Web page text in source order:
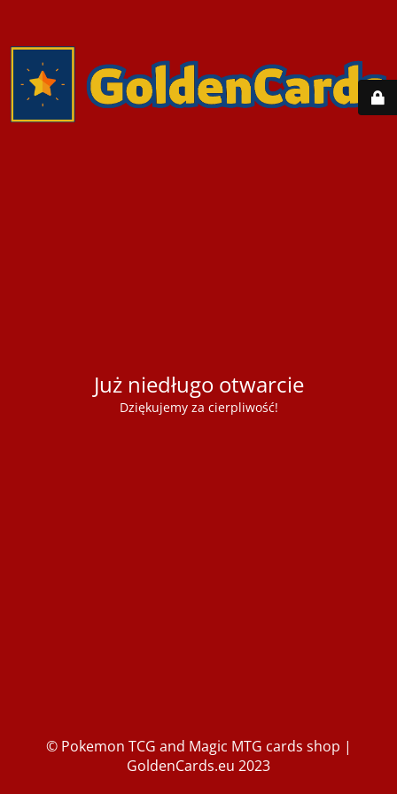
Już niedługo otwarcie
Dziękujemy za cierpliwość!
© Pokemon TCG and Magic MTG cards shop |
GoldenCards.eu 2023